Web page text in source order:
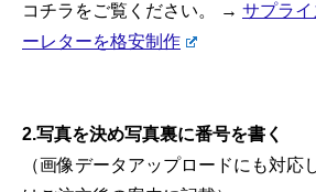
コチラをご覧ください。 → サプラ
ーレターを格安制作
2.写真を決め写真裏に番号を書く
（画像データアップロードにも対応